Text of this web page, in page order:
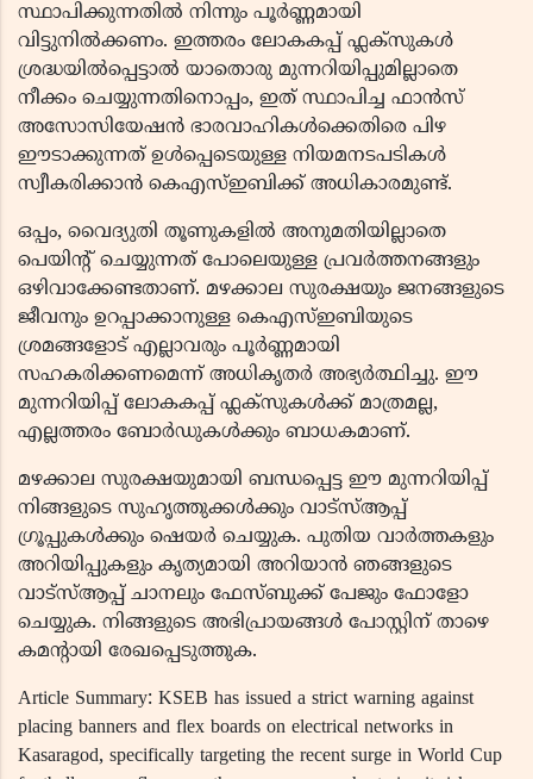
സ്ഥാപിക്കുന്നതിൽ നിന്നും പൂർണ്ണമായി
വിട്ടുനിൽക്കണം. ഇത്തരം ലോകകപ്പ് ഫ്ലക്സുകൾ
ശ്രദ്ധയിൽപ്പെട്ടാൽ യാതൊരു മുന്നറിയിപ്പുമില്ലാതെ
നീക്കം ചെയ്യുന്നതിനൊപ്പം, ഇത് സ്ഥാപിച്ച ഫാൻസ്
അസോസിയേഷൻ ഭാരവാഹികൾക്കെതിരെ പിഴ
ഈടാക്കുന്നത് ഉൾപ്പെടെയുള്ള നിയമനടപടികൾ
സ്വീകരിക്കാൻ കെഎസ്ഇബിക്ക് അധികാരമുണ്ട്.
ഒപ്പം, വൈദ്യുതി തൂണുകളിൽ അനുമതിയില്ലാതെ
പെയിൻ്റ് ചെയ്യുന്നത് പോലെയുള്ള പ്രവർത്തനങ്ങളും
ഒഴിവാക്കേണ്ടതാണ്. മഴക്കാല സുരക്ഷയും ജനങ്ങളുടെ
ജീവനും ഉറപ്പാക്കാനുള്ള കെഎസ്ഇബിയുടെ
ശ്രമങ്ങളോട് എല്ലാവരും പൂർണ്ണമായി
സഹകരിക്കണമെന്ന് അധികൃതർ അഭ്യർത്ഥിച്ചു. ഈ
മുന്നറിയിപ്പ് ലോകകപ്പ് ഫ്ലക്സുകൾക്ക് മാത്രമല്ല,
എല്ലത്തരം ബോർഡുകൾക്കും ബാധകമാണ്.
മഴക്കാല സുരക്ഷയുമായി ബന്ധപ്പെട്ട ഈ മുന്നറിയിപ്പ്
നിങ്ങളുടെ സുഹൃത്തുക്കൾക്കും വാട്സ്ആപ്പ്
ഗ്രൂപ്പുകൾക്കും ഷെയർ ചെയ്യുക. പുതിയ വാർത്തകളും
അറിയിപ്പുകളും കൃത്യമായി അറിയാൻ ഞങ്ങളുടെ
വാട്സ്ആപ്പ് ചാനലും ഫേസ്ബുക്ക് പേജും ഫോളോ
ചെയ്യുക. നിങ്ങളുടെ അഭിപ്രായങ്ങൾ പോസ്റ്റിന് താഴെ
കമന്റായി രേഖപ്പെടുത്തുക.
Article Summary: KSEB has issued a strict warning against
placing banners and flex boards on electrical networks in
Kasaragod, specifically targeting the recent surge in World Cup